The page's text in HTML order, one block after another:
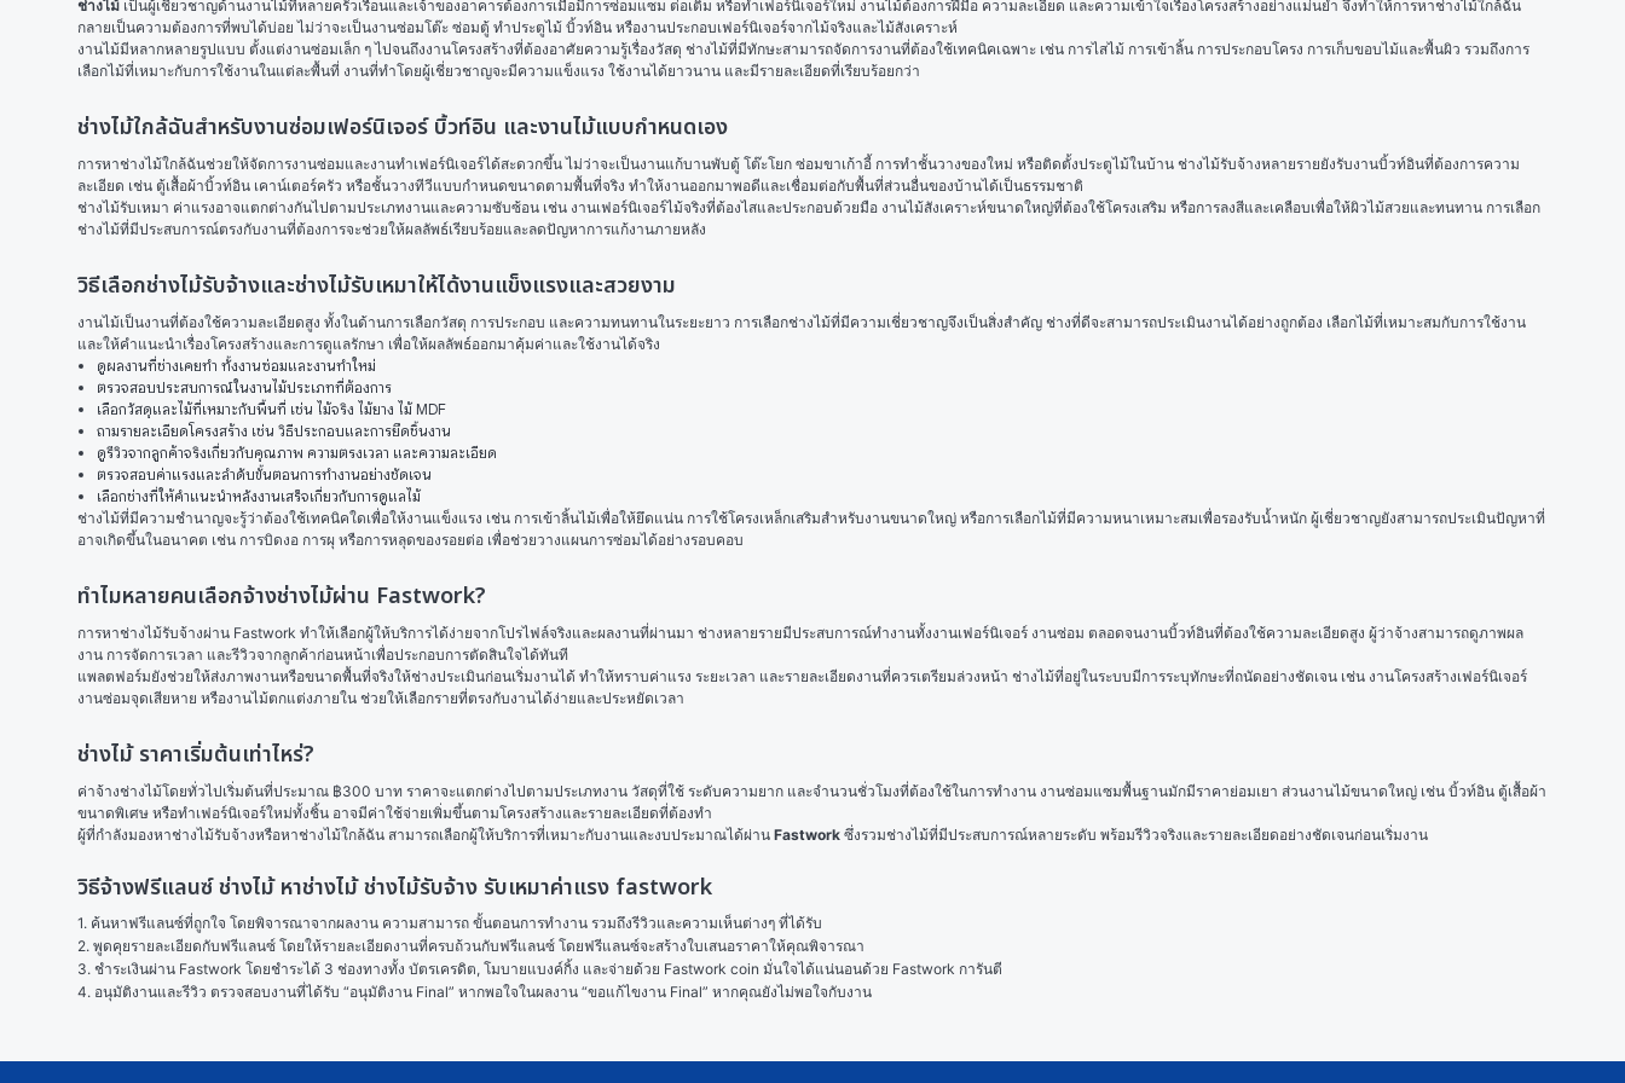
ช่างไม้ เป็นผู้เชี่ยวชาญด้านงานไม้ที่หลายครัวเรือนและเจ้าของอาคารต้องการเมื่อมีการซ่อมแซม ต่อเติม หรือทำเฟอร์นิเจอร์ใหม่ งานไม้ต้องการฝีมือ ความละเอียด และความเข้าใจเรื่องโครงสร้างอย่างแม่นยำ จึงทำให้การหาช่างไม้ใกล้ฉัน
กลายเป็นความต้องการที่พบได้บ่อย ไม่ว่าจะเป็นงานซ่อมโต๊ะ ซ่อมตู้ ทำประตูไม้ บิ้วท์อิน หรืองานประกอบเฟอร์นิเจอร์จากไม้จริงและไม้สังเคราะห์
งานไม้มีหลากหลายรูปแบบ ตั้งแต่งานซ่อมเล็ก ๆ ไปจนถึงงานโครงสร้างที่ต้องอาศัยความรู้เรื่องวัสดุ ช่างไม้ที่มีทักษะสามารถจัดการงานที่ต้องใช้เทคนิคเฉพาะ เช่น การไสไม้ การเข้าลิ้น การประกอบโครง การเก็บขอบไม้และพื้นผิว รวมถึงการ
เลือกไม้ที่เหมาะกับการใช้งานในแต่ละพื้นที่ งานที่ทำโดยผู้เชี่ยวชาญจะมีความแข็งแรง ใช้งานได้ยาวนาน และมีรายละเอียดที่เรียบร้อยกว่า
ช่างไม้ใกล้ฉันสำหรับงานซ่อมเฟอร์นิเจอร์ บิ้วท์อิน และงานไม้แบบกำหนดเอง
การหาช่างไม้ใกล้ฉันช่วยให้จัดการงานซ่อมและงานทำเฟอร์นิเจอร์ได้สะดวกขึ้น ไม่ว่าจะเป็นงานแก้บานพับตู้ โต๊ะโยก ซ่อมขาเก้าอี้ การทำชั้นวางของใหม่ หรือติดตั้งประตูไม้ในบ้าน ช่างไม้รับจ้างหลายรายยังรับงานบิ้วท์อินที่ต้องการความ
ละเอียด เช่น ตู้เสื้อผ้าบิ้วท์อิน เคาน์เตอร์ครัว หรือชั้นวางทีวีแบบกำหนดขนาดตามพื้นที่จริง ทำให้งานออกมาพอดีและเชื่อมต่อกับพื้นที่ส่วนอื่นของบ้านได้เป็นธรรมชาติ
ช่างไม้รับเหมา ค่าแรงอาจแตกต่างกันไปตามประเภทงานและความซับซ้อน เช่น งานเฟอร์นิเจอร์ไม้จริงที่ต้องไสและประกอบด้วยมือ งานไม้สังเคราะห์ขนาดใหญ่ที่ต้องใช้โครงเสริม หรือการลงสีและเคลือบเพื่อให้ผิวไม้สวยและทนทาน การเลือก
ช่างไม้ที่มีประสบการณ์ตรงกับงานที่ต้องการจะช่วยให้ผลลัพธ์เรียบร้อยและลดปัญหาการแก้งานภายหลัง
วิธีเลือกช่างไม้รับจ้างและช่างไม้รับเหมาให้ได้งานแข็งแรงและสวยงาม
งานไม้เป็นงานที่ต้องใช้ความละเอียดสูง ทั้งในด้านการเลือกวัสดุ การประกอบ และความทนทานในระยะยาว การเลือกช่างไม้ที่มีความเชี่ยวชาญจึงเป็นสิ่งสำคัญ ช่างที่ดีจะสามารถประเมินงานได้อย่างถูกต้อง เลือกไม้ที่เหมาะสมกับการใช้งาน
และให้คำแนะนำเรื่องโครงสร้างและการดูแลรักษา เพื่อให้ผลลัพธ์ออกมาคุ้มค่าและใช้งานได้จริง
ดูผลงานที่ช่างเคยทำ ทั้งงานซ่อมและงานทำใหม่
ตรวจสอบประสบการณ์ในงานไม้ประเภทที่ต้องการ
เลือกวัสดุและไม้ที่เหมาะกับพื้นที่ เช่น ไม้จริง ไม้ยาง ไม้ MDF
ถามรายละเอียดโครงสร้าง เช่น วิธีประกอบและการยึดชิ้นงาน
ดูรีวิวจากลูกค้าจริงเกี่ยวกับคุณภาพ ความตรงเวลา และความละเอียด
ตรวจสอบค่าแรงและลำดับขั้นตอนการทำงานอย่างชัดเจน
เลือกช่างที่ให้คำแนะนำหลังงานเสร็จเกี่ยวกับการดูแลไม้
ช่างไม้ที่มีความชำนาญจะรู้ว่าต้องใช้เทคนิคใดเพื่อให้งานแข็งแรง เช่น การเข้าลิ้นไม้เพื่อให้ยึดแน่น การใช้โครงเหล็กเสริมสำหรับงานขนาดใหญ่ หรือการเลือกไม้ที่มีความหนาเหมาะสมเพื่อรองรับน้ำหนัก ผู้เชี่ยวชาญยังสามารถประเมินปัญหาที่
อาจเกิดขึ้นในอนาคต เช่น การบิดงอ การผุ หรือการหลุดของรอยต่อ เพื่อช่วยวางแผนการซ่อมได้อย่างรอบคอบ
ทำไมหลายคนเลือกจ้างช่างไม้ผ่าน Fastwork?
การหาช่างไม้รับจ้างผ่าน Fastwork ทำให้เลือกผู้ให้บริการได้ง่ายจากโปรไฟล์จริงและผลงานที่ผ่านมา ช่างหลายรายมีประสบการณ์ทำงานทั้งงานเฟอร์นิเจอร์ งานซ่อม ตลอดจนงานบิ้วท์อินที่ต้องใช้ความละเอียดสูง ผู้ว่าจ้างสามารถดูภาพผล
งาน การจัดการเวลา และรีวิวจากลูกค้าก่อนหน้าเพื่อประกอบการตัดสินใจได้ทันที
แพลตฟอร์มยังช่วยให้ส่งภาพงานหรือขนาดพื้นที่จริงให้ช่างประเมินก่อนเริ่มงานได้ ทำให้ทราบค่าแรง ระยะเวลา และรายละเอียดงานที่ควรเตรียมล่วงหน้า ช่างไม้ที่อยู่ในระบบมีการระบุทักษะที่ถนัดอย่างชัดเจน เช่น งานโครงสร้างเฟอร์นิเจอร์
งานซ่อมจุดเสียหาย หรืองานไม้ตกแต่งภายใน ช่วยให้เลือกรายที่ตรงกับงานได้ง่ายและประหยัดเวลา
ช่างไม้ ราคาเริ่มต้นเท่าไหร่?
ค่าจ้างช่างไม้โดยทั่วไปเริ่มต้นที่ประมาณ ฿300 บาท ราคาจะแตกต่างไปตามประเภทงาน วัสดุที่ใช้ ระดับความยาก และจำนวนชั่วโมงที่ต้องใช้ในการทำงาน งานซ่อมแซมพื้นฐานมักมีราคาย่อมเยา ส่วนงานไม้ขนาดใหญ่ เช่น บิ้วท์อิน ตู้เสื้อผ้า
ขนาดพิเศษ หรือทำเฟอร์นิเจอร์ใหม่ทั้งชิ้น อาจมีค่าใช้จ่ายเพิ่มขึ้นตามโครงสร้างและรายละเอียดที่ต้องทำ
ผู้ที่กำลังมองหาช่างไม้รับจ้างหรือหาช่างไม้ใกล้ฉัน สามารถเลือกผู้ให้บริการที่เหมาะกับงานและงบประมาณได้ผ่าน Fastwork ซึ่งรวมช่างไม้ที่มีประสบการณ์หลายระดับ พร้อมรีวิวจริงและรายละเอียดอย่างชัดเจนก่อนเริ่มงาน
วิธีจ้างฟรีแลนซ์ ช่างไม้ หาช่างไม้ ช่างไม้รับจ้าง รับเหมาค่าแรง fastwork
1. ค้นหาฟรีแลนซ์ที่ถูกใจ โดยพิจารณาจากผลงาน ความสามารถ ขั้นตอนการทำงาน รวมถึงรีวิวและความเห็นต่างๆ ที่ได้รับ
2. พูดคุยรายละเอียดกับฟรีแลนซ์ โดยให้รายละเอียดงานที่ครบถ้วนกับฟรีแลนซ์ โดยฟรีแลนซ์จะสร้างใบเสนอราคาให้คุณพิจารณา
3. ชำระเงินผ่าน Fastwork โดยชำระได้ 3 ช่องทางทั้ง บัตรเครดิต, โมบายแบงค์กิ้ง และจ่ายด้วย Fastwork coin มั่นใจได้แน่นอนด้วย Fastwork การันตี
4. อนุมัติงานและรีวิว ตรวจสอบงานที่ได้รับ “อนุมัติงาน Final” หากพอใจในผลงาน “ขอแก้ไขงาน Final” หากคุณยังไม่พอใจกับงาน